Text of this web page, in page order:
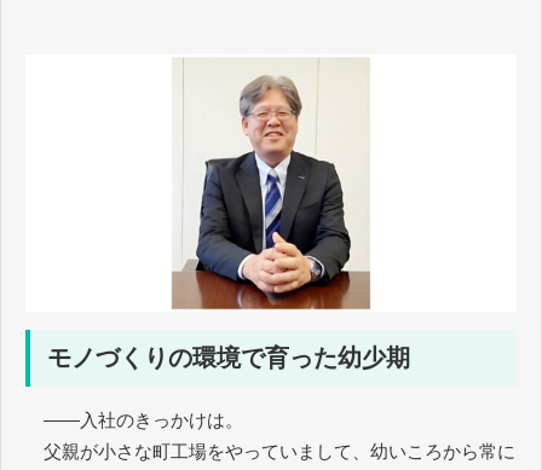
モノづくりの環境で育った幼少期
――入社のきっかけは。
父親が小さな町工場をやっていまして、幼いころから常に